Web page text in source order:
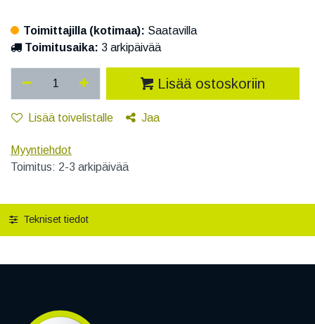
Toimittajilla (kotimaa): Saatavilla
Toimitusaika: 3 arkipäivää
Lisää ostoskoriin
Lisää toivelistalle Jaa
Myyntiehdot
Toimitus: 2-3 arkipäivää
Tekniset tiedot